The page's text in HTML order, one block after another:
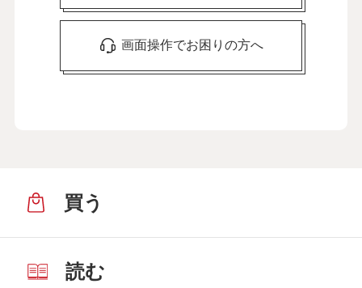
画面操作でお困りの方へ
買う
読む